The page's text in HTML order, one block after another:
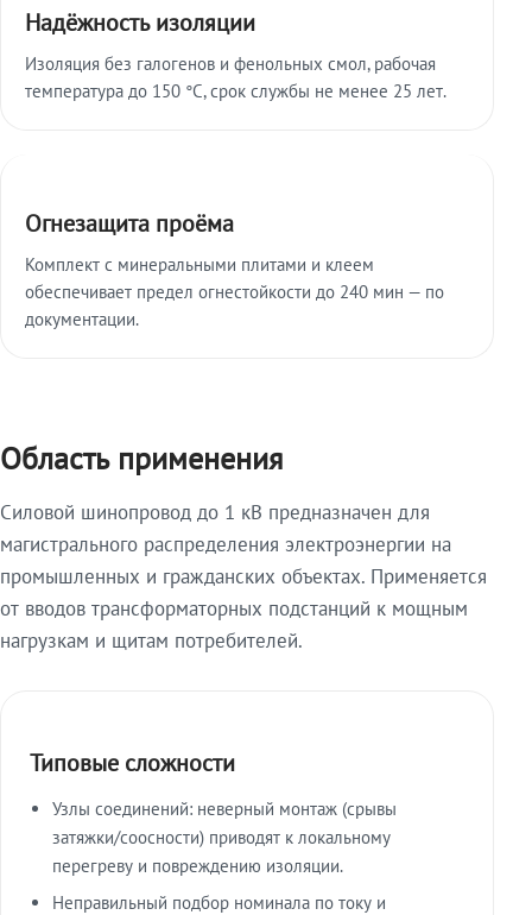
Надёжность изоляции
Изоляция без галогенов и фенольных смол, рабочая
температура до 150 °C, срок службы не менее 25 лет.
Огнезащита проёма
Комплект с минеральными плитами и клеем
обеспечивает предел огнестойкости до 240 мин — по
документации.
Область применения
Силовой шинопровод до 1 кВ предназначен для
магистрального распределения электроэнергии на
промышленных и гражданских объектах. Применяется
от вводов трансформаторных подстанций к мощным
нагрузкам и щитам потребителей.
Типовые сложности
Узлы соединений: неверный монтаж (срывы
затяжки/соосности) приводят к локальному
перегреву и повреждению изоляции.
Неправильный подбор номинала по току и